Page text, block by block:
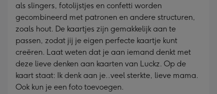
als slingers, fotolijstjes en confetti worden
gecombineerd met patronen en andere structuren,
zoals hout. De kaartjes zijn gemakkelijk aan te
passen, zodat jij je eigen perfecte kaartje kunt
creëren. Laat weten dat je aan iemand denkt met
deze lieve denken aan kaarten van Luckz. Op de
kaart staat: Ik denk aan je..veel sterkte, lieve mama.
Ook kun je een foto toevoegen.